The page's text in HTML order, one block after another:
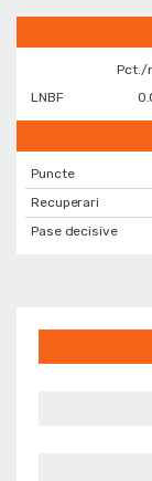
Pct./
LNBF
Puncte
Recuperari
Pase decisive